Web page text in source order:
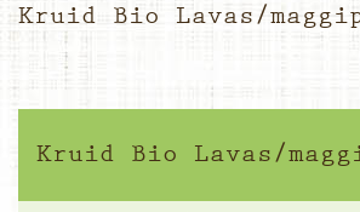
Kruid Bio Lavas/
Kruid Bio Lavas/